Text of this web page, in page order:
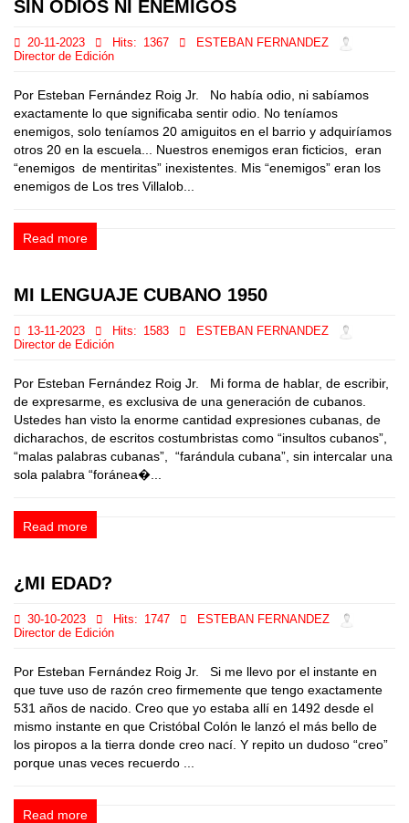
SIN ODIOS NI ENEMIGOS
20-11-2023 Hits: 1367
ESTEBAN FERNANDEZ
Director de Edición
Por Esteban Fernández Roig Jr. No había odio, ni sabíamos
exactamente lo que significaba sentir odio. No teníamos
enemigos, solo teníamos 20 amiguitos en el barrio y adquiríamos
otros 20 en la escuela... Nuestros enemigos eran ficticios, eran
“enemigos de mentiritas” inexistentes. Mis “enemigos” eran los
enemigos de Los tres Villalob...
Read more
MI LENGUAJE CUBANO 1950
13-11-2023 Hits: 1583
ESTEBAN FERNANDEZ
Director de Edición
Por Esteban Fernández Roig Jr. Mi forma de hablar, de escribir,
de expresarme, es exclusiva de una generación de cubanos.
Ustedes han visto la enorme cantidad expresiones cubanas, de
dicharachos, de escritos costumbristas como “insultos cubanos”,
“malas palabras cubanas”, “farándula cubana”, sin intercalar una
sola palabra “foránea�...
Read more
¿MI EDAD?
30-10-2023 Hits: 1747
ESTEBAN FERNANDEZ
Director de Edición
Por Esteban Fernández Roig Jr. Si me llevo por el instante en
que tuve uso de razón creo firmemente que tengo exactamente
531 años de nacido. Creo que yo estaba allí en 1492 desde el
mismo instante en que Cristóbal Colón le lanzó el más bello de
los piropos a la tierra donde creo nací. Y repito un dudoso “creo”
porque unas veces recuerdo ...
Read more